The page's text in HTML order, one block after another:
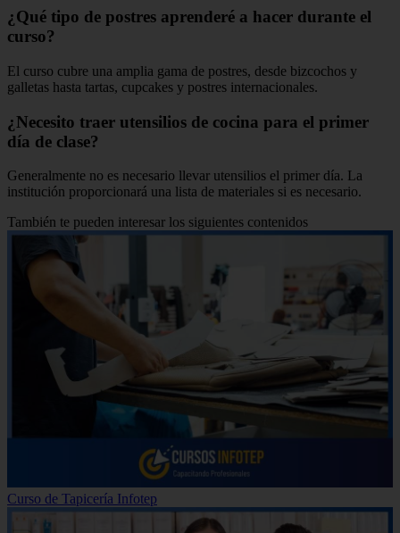
¿Qué tipo de postres aprenderé a hacer durante el
curso?
El curso cubre una amplia gama de postres, desde bizcochos y
galletas hasta tartas, cupcakes y postres internacionales.
¿Necesito traer utensilios de cocina para el primer
día de clase?
Generalmente no es necesario llevar utensilios el primer día. La
institución proporcionará una lista de materiales si es necesario.
También te pueden interesar los siguientes contenidos
Curso de Tapicería Infotep